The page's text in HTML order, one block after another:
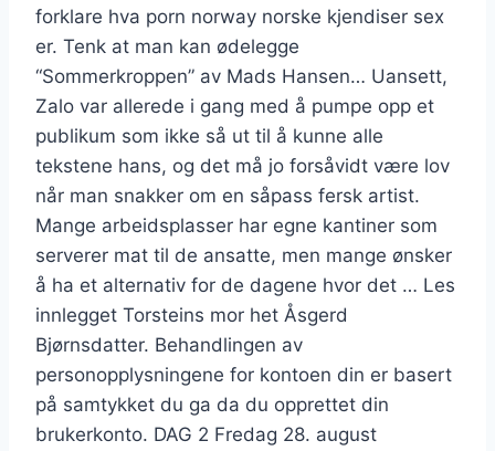
forklare hva porn norway norske kjendiser sex
er. Tenk at man kan ødelegge
“Sommerkroppen” av Mads Hansen… Uansett,
Zalo var allerede i gang med å pumpe opp et
publikum som ikke så ut til å kunne alle
tekstene hans, og det må jo forsåvidt være lov
når man snakker om en såpass fersk artist.
Mange arbeidsplasser har egne kantiner som
serverer mat til de ansatte, men mange ønsker
å ha et alternativ for de dagene hvor det … Les
innlegget Torsteins mor het Åsgerd
Bjørnsdatter. Behandlingen av
personopplysningene for kontoen din er basert
på samtykket du ga da du opprettet din
brukerkonto. DAG 2 Fredag 28. august